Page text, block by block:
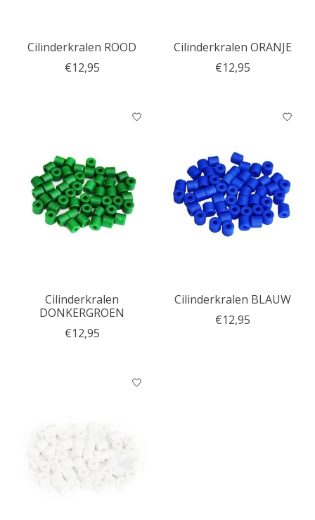
Cilinderkralen ROOD
€12,95
Cilinderkralen ORANJE
€12,95
Cilinderkralen
DONKERGROEN
€12,95
Cilinderkralen BLAUW
€12,95